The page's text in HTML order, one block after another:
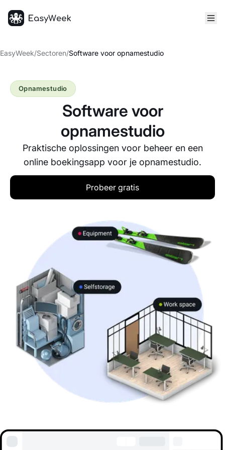
EasyWeek/Sectoren/Software voor opnamestudio
Software voor
opnamestudio
Praktische oplossingen voor beheer en een
online boekingsapp voor je opnamestudio.
Opnamestudio
Probeer gratis